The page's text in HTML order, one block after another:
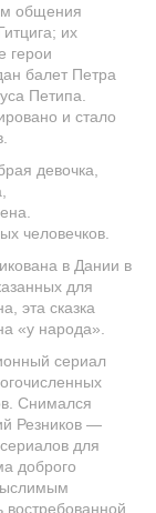
общения
их
герои
балет Петра
Петипа.
и стало
девочка,
человечков.
в Дании в
для
эта сказка
«у народа».
сериал
Снимался
Резников —
для
доброго
востребованной